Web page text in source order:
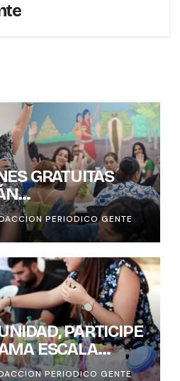
GRATUITAS
Y
DE LAS
PERIODICO GENTE
PARTICIPE
ESCALA
PERIODICO GENTE